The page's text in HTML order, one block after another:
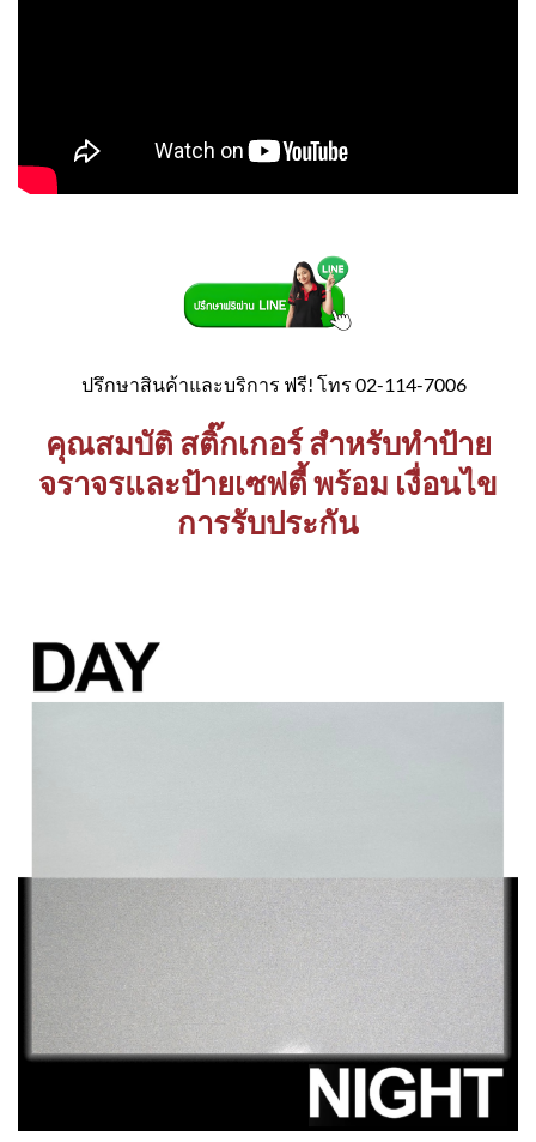
ปรึกษาสินค้าและบริการ ฟรี! โทร 02-114-7006
คุณสมบัติ สติ๊กเกอร์ สำหรับทำป้าย
จราจรและป้ายเซฟตี้ พร้อม เงื่อนไข
การรับประกัน